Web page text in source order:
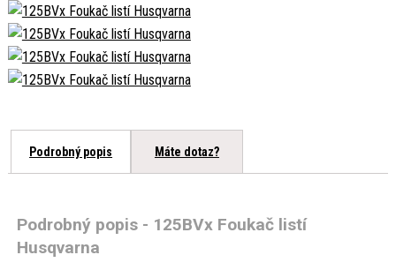
Podrobný popis Máte dotaz?
Podrobný popis - 125BVx Foukač listí
Husqvarna